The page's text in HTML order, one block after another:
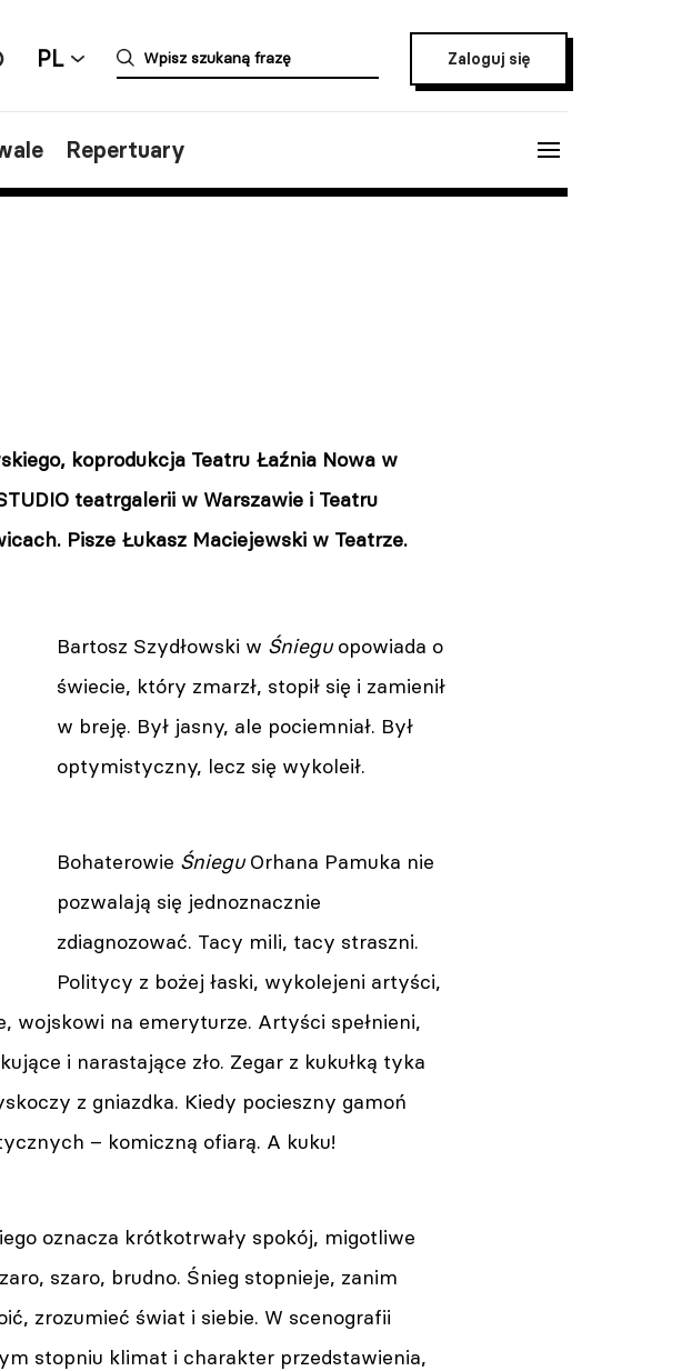
PL Zaloguj się
Repertuary
koprodukcja Teatru Łaźnia Nowa w
teatrgalerii w Warszawie i Teatru
Pisze Łukasz Maciejewski w Teatrze.
Bartosz Szydłowski w Śnieguopowiada o
świecie, który zmarzł, stopił się i zamienił
w breję. Był jasny, ale pociemniał. Był
optymistyczny, lecz się wykoleił.
Bohaterowie ŚnieguOrhana Pamuka nie
pozwalają się jednoznacznie
zdiagnozować. Tacy mili, tacy straszni.
Politycy z bożej łaski, wykolejeni artyści,
wojskowi na emeryturze. Artyści spełnieni,
i narastające zło. Zegar z kukułką tyka
z gniazdka. Kiedy pocieszny gamoń
– komiczną ofiarą. A kuku!
oznacza krótkotrwały spokój, migotliwe
szaro, brudno. Śnieg stopnieje, zanim
zrozumieć świat i siebie. W scenografii
stopniu klimat i charakter przedstawienia,